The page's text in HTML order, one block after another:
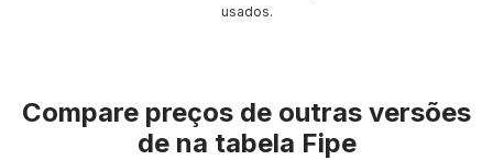
usados.
Compare preços de outras versões
de na tabela Fipe